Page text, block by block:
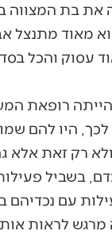
את בת המצווה
מאוד מתנצל
עסוק והכל
רופאת
היו להם
רק זאת אלא
בשביל
עם נכדיהם
לראות